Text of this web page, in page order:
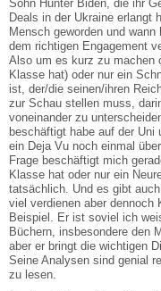
Sohn Hunter Biden, die ihr
Deals in der Ukraine erlangt
Mensch geworden und
dem richtigen Engagement
Also um es kurz zu machen
Klasse hat) oder nur ein
ist, der/die seinen/ihren
zur Schau stellen muss,
voneinander zu
beschäftigt habe auf der
ein Deja Vu noch einmal
Frage beschäftigt mich
Klasse hat oder nur ein
tatsächlich. Und es gibt
viel verdienen aber dennoch
Beispiel. Er ist soviel ich
Büchern, insbesondere den
aber er bringt die wichtigen
Seine Analysen sind genial
zu lesen.